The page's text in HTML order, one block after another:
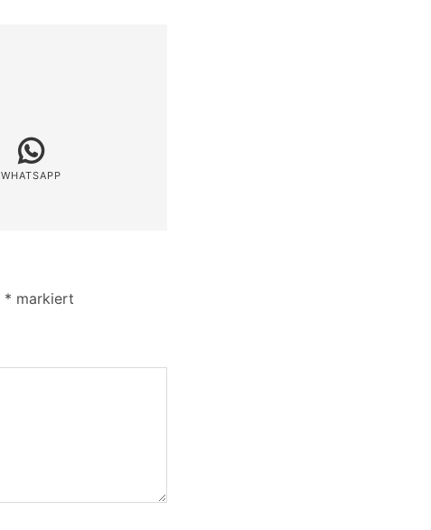
WHATSAPP
* markiert